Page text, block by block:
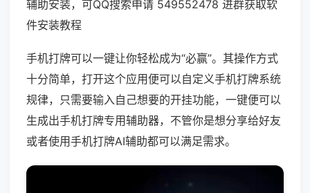
辅助安装，可QQ搜索申请 549552478 进群获取软
件安装教程
手机打牌可以一键让你轻松成为“必赢”。其操作方式
十分简单，打开这个应用便可以自定义手机打牌系统
规律，只需要输入自己想要的开挂功能，一键便可以
生成出手机打牌专用辅助器，不管你是想分享给好友
或者使用手机打牌AI辅助都可以满足需求。